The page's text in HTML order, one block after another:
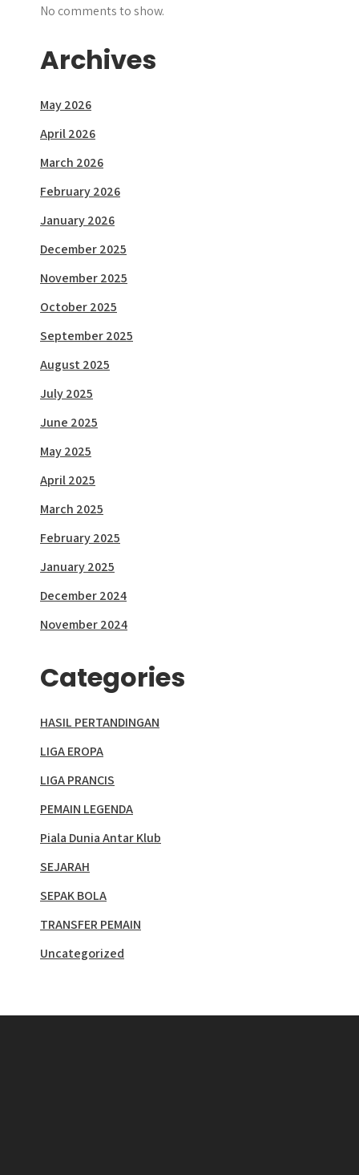
No comments to show.
Archives
May 2026
April 2026
March 2026
February 2026
January 2026
December 2025
November 2025
October 2025
September 2025
August 2025
July 2025
June 2025
May 2025
April 2025
March 2025
February 2025
January 2025
December 2024
November 2024
Categories
HASIL PERTANDINGAN
LIGA EROPA
LIGA PRANCIS
PEMAIN LEGENDA
Piala Dunia Antar Klub
SEJARAH
SEPAK BOLA
TRANSFER PEMAIN
Uncategorized